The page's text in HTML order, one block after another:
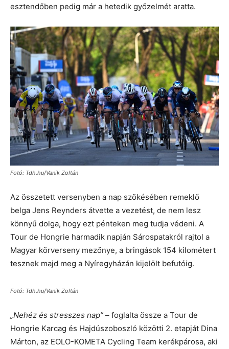
esztendőben pedig már a hetedik győzelmét aratta.
Fotó: Tdh.hu/Vanik Zoltán
Az összetett versenyben a nap szökésében remeklő
belga Jens Reynders átvette a vezetést, de nem lesz
könnyű dolga, hogy ezt pénteken meg tudja védeni. A
Tour de Hongrie harmadik napján Sárospatakról rajtol a
Magyar körverseny mezőnye, a bringások 154 kilométert
tesznek majd meg a Nyíregyházán kijelölt befutóig.
Fotó: Tdh.hu/Vanik Zoltán
„Nehéz és stresszes nap” – foglalta össze a Tour de
Hongrie Karcag és Hajdúszoboszló közötti 2. etapját Dina
Márton, az EOLO-KOMETA Cycling Team kerékpárosa, aki